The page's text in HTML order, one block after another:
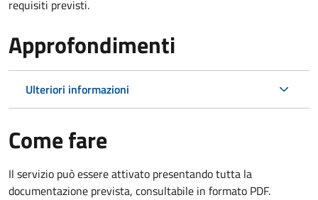
requisiti previsti.
Approfondimenti
Ulteriori informazioni
Come fare
Il servizio può essere attivato presentando tutta la
documentazione prevista, consultabile in formato PDF.